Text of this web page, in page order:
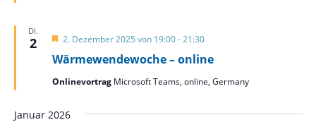
DI.
2
Wärmewendewoche – online
Hervorgehoben
2. Dezember 2025 von 19:00-21:30
Onlinevortrag Microsoft Teams, online, Germany
Januar 2026